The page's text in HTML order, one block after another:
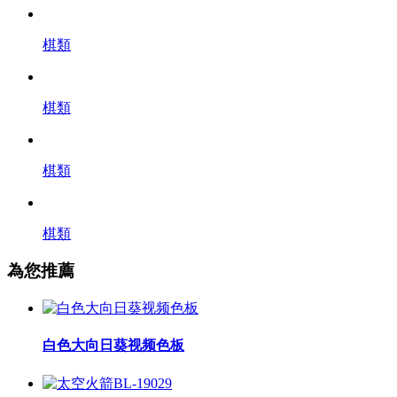
棋類
棋類
棋類
棋類
為您推薦
白色大向日葵视频色板